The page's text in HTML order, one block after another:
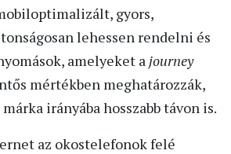
gyors,
lehessen rendelni és
amelyeket ajourney
mértékben meghatározzák,
irányába hosszabb távon is.
az okostelefonok felé